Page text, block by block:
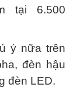
tại 6.500
ý nữa trên
đèn hậu
đèn LED.